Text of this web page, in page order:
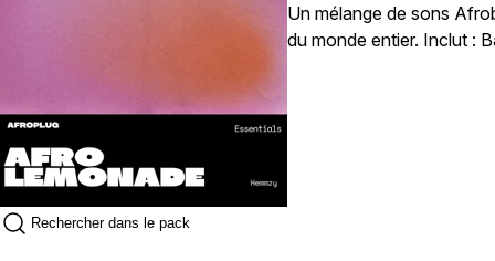
Un mélange de sons
du monde entier. Inclut :